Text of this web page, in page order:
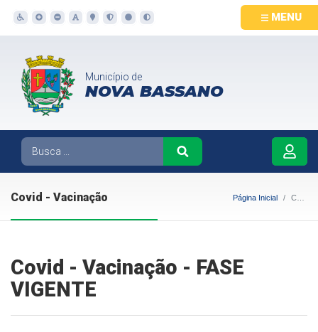
MENU
Município de
NOVA BASSANO
Covid - Vacinação Página Inicial Covid - Vacinação
Covid - Vacinação - FASE
VIGENTE